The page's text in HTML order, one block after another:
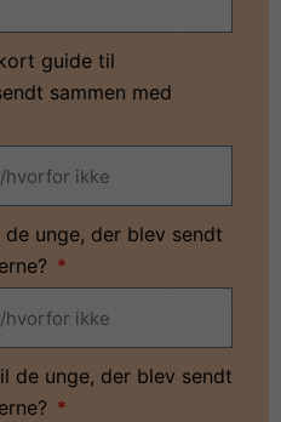
guide til
sammen med
unge, der blev sendt
de unge, der blev sendt